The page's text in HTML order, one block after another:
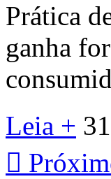
Prática
ganha
Leia +
